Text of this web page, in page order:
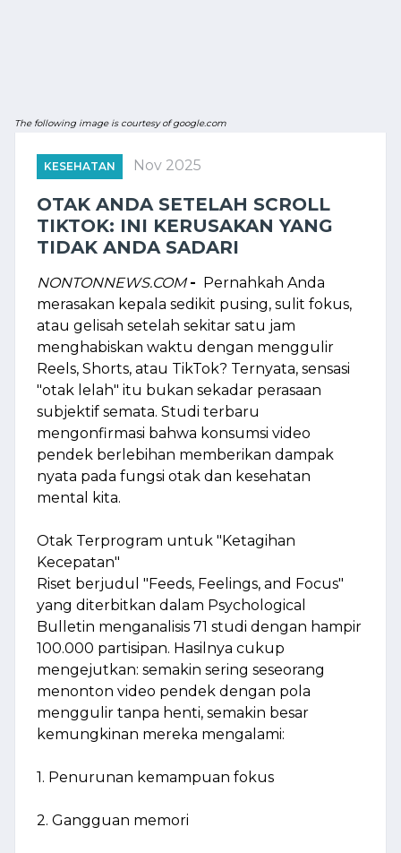
The following image is courtesy of google.com
KESEHATAN Nov 2025
OTAK ANDA SETELAH SCROLL
TIKTOK: INI KERUSAKAN YANG
TIDAK ANDA SADARI
NONTONNEWS.COM - Pernahkah Anda
merasakan kepala sedikit pusing, sulit fokus,
atau gelisah setelah sekitar satu jam
menghabiskan waktu dengan menggulir
Reels, Shorts, atau TikTok? Ternyata, sensasi
"otak lelah" itu bukan sekadar perasaan
subjektif semata. Studi terbaru
mengonfirmasi bahwa konsumsi video
pendek berlebihan memberikan dampak
nyata pada fungsi otak dan kesehatan
mental kita.
Otak Terprogram untuk "Ketagihan
Kecepatan"
Riset berjudul "Feeds, Feelings, and Focus"
yang diterbitkan dalam Psychological
Bulletin menganalisis 71 studi dengan hampir
100.000 partisipan. Hasilnya cukup
mengejutkan: semakin sering seseorang
menonton video pendek dengan pola
menggulir tanpa henti, semakin besar
kemungkinan mereka mengalami:
1. Penurunan kemampuan fokus
2. Gangguan memori